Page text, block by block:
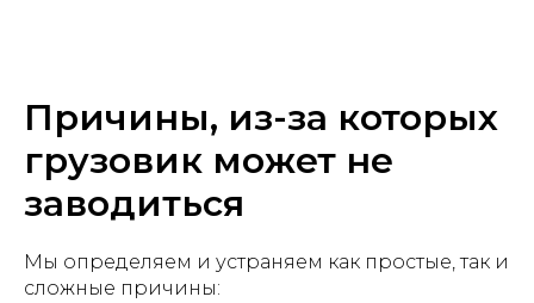
Причины, из-за которых
грузовик может не
заводиться
Мы определяем и устраняем как простые, так и
сложные причины: